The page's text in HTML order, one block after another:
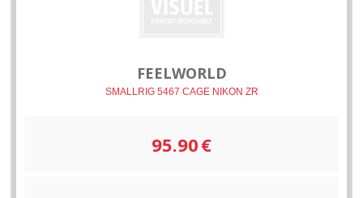
FEELWORLD
SMALLRIG 5467 CAGE NIKON ZR
95.90€